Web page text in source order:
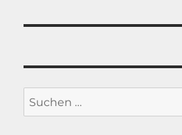
Suche
nach: